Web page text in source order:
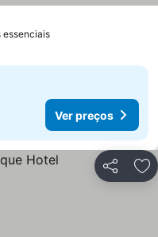
essenciaisVer preços
preços
Ver preços
Partilhar